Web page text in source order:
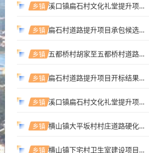
乡镇 溪口镇扁石村文化礼堂提升项目承包候选人公示
乡镇 扁石村道路提升项目承包候选人公示
乡镇 五都桥村胡家至五都桥村道路白改黑项目工程
乡镇 扁石村道路提升项目开标结果公示
乡镇 溪口镇扁石村文化礼堂提升项目开标结果公示
乡镇 横山镇大平坂村村庄道路硬化工程承包候选人公示
乡镇 横山镇下宅村卫生室建设项目承包候选人公示